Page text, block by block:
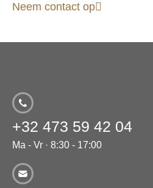
Neem contact op
+32 473 59 42 04
Ma - Vr · 8:30 - 17:00